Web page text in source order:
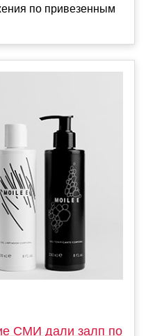
по привезенным
СМИ дали залп по